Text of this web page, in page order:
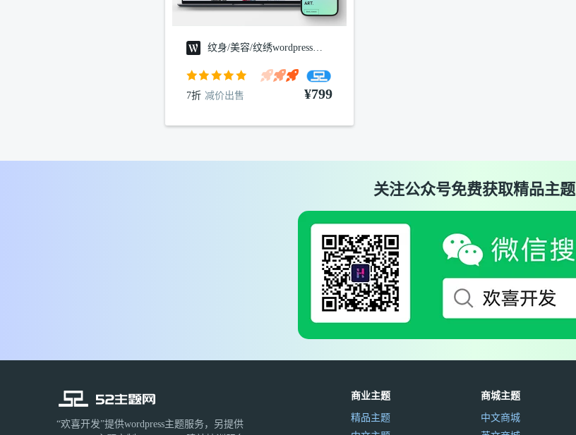
纹身/美容/纹绣wordpress主题
7折 减价出售 ¥799
关注公众号免费获取精品主题
“欢喜开发”提供wordpress主题服务，另提供
商业主题
精品主题
商城主题
中文商城